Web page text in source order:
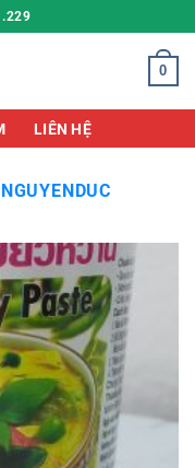
0
LIÊN HỆ
NGUYENDUC